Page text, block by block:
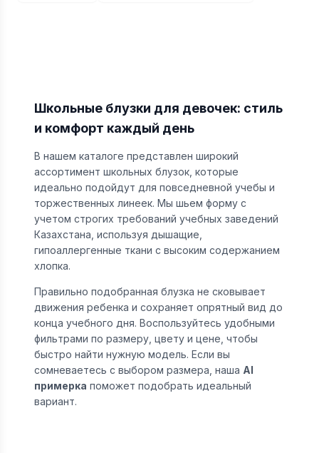
Школьные блузки для девочек: стиль
и комфорт каждый день
В нашем каталоге представлен широкий
ассортимент школьных блузок, которые
идеально подойдут для повседневной учебы и
торжественных линеек. Мы шьем форму с
учетом строгих требований учебных заведений
Казахстана, используя дышащие,
гипоаллергенные ткани с высоким содержанием
хлопка.
Правильно подобранная блузка не сковывает
движения ребенка и сохраняет опрятный вид до
конца учебного дня. Воспользуйтесь удобными
фильтрами по размеру, цвету и цене, чтобы
быстро найти нужную модель. Если вы
сомневаетесь с выбором размера, наша AI
примерка поможет подобрать идеальный
вариант.